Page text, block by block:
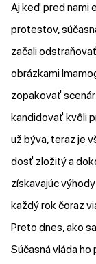
Aj keď pred nami
protestov,
začali
obrázkami
zopakovať
kandidovať kvôli
už býva, teraz je
dosť zložitý a
získavajúc
každý rok čoraz
Preto dnes, ako
Súčasná vláda ho